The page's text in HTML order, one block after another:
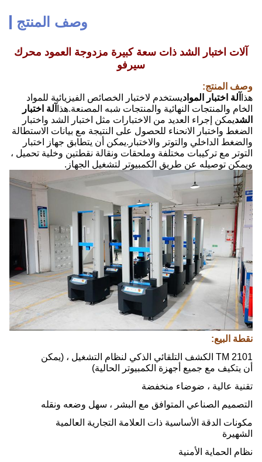
وصف المنتج
آلات اختبار الشد ذات سعة كبيرة مزدوجة العمود محرك
سيرفو
وصف المنتج:
هذا آلة اختبار المواديستخدم لاختبار الخصائص الفيزيائية للمواد
الخام والمنتجات النهائية والمنتجات شبه المصنعة.هذا آلة اختبار
الشديمكن إجراء العديد من الاختبارات مثل اختبار الشد واختبار
الضغط واختبار الانحناء للحصول على النتيجة مع بيانات الاستطالة
والضغط الداخلي والتوتر والاختبار.يمكن أن يتطابق جهاز اختبار
التوتر مع تركيبات مختلفة وملحقات ونقالة نقطتين وخلية تحميل ،
ويمكن توصيله عن طريق الكمبيوتر لتشغيل الجهاز.
نقطة البيع:
TM 2101 الكشف التلقائي الذكي لنظام التشغيل ، (يمكن
أن يتكيف مع جميع أجهزة الكمبيوتر الحالية)
تقنية عالية ، ضوضاء منخفضة
التصميم الصناعي المتوافق مع البشر ، سهل وضعه ونقله
مكونات الدقة الأساسية ذات العلامة التجارية العالمية
الشهيرة
نظام الحماية الأمنية